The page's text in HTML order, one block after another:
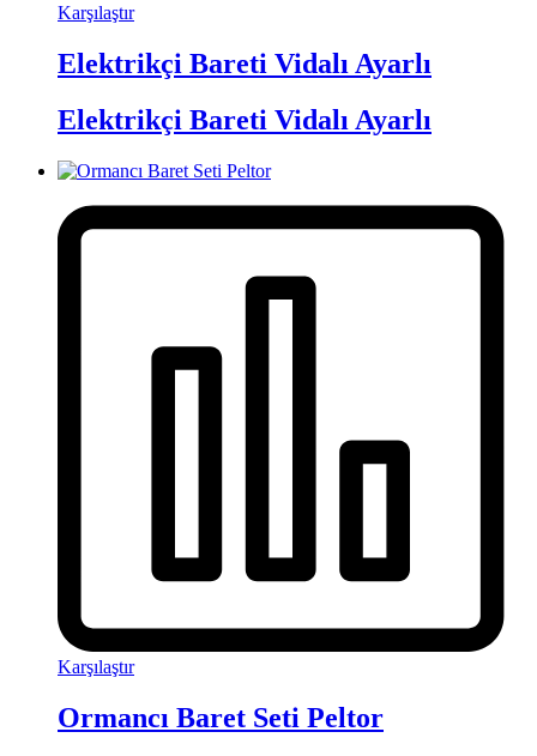
Karşılaştır
Elektrikçi Bareti Vidalı Ayarlı
Elektrikçi Bareti Vidalı Ayarlı
Karşılaştır
Ormancı Baret Seti Peltor